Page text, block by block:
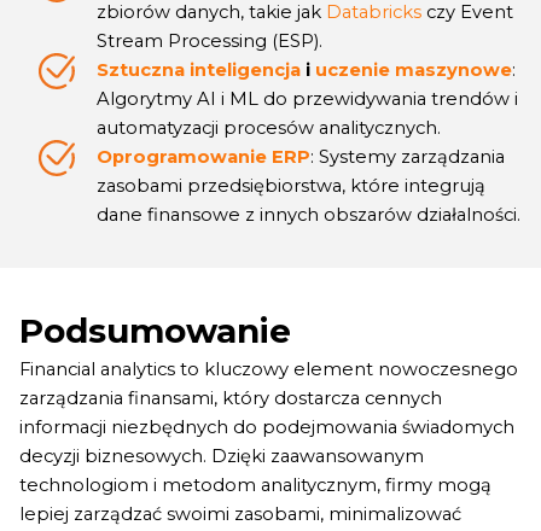
zbiorów danych, takie jak Databricks czy Event
Stream Processing (ESP).
Sztuczna inteligencja i uczenie maszynowe:
Algorytmy AI i ML do przewidywania trendów i
automatyzacji procesów analitycznych.
Oprogramowanie ERP: Systemy zarządzania
zasobami przedsiębiorstwa, które integrują
dane finansowe z innych obszarów działalności.
Podsumowanie
Financial analytics to kluczowy element nowoczesnego
zarządzania finansami, który dostarcza cennych
informacji niezbędnych do podejmowania świadomych
decyzji biznesowych. Dzięki zaawansowanym
technologiom i metodom analitycznym, firmy mogą
lepiej zarządzać swoimi zasobami, minimalizować